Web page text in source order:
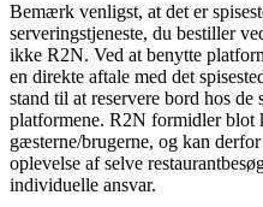
Bemærk venligst, at det er
serveringstjeneste, du bestiller
ikke R2N. Ved at benytte
en direkte aftale med det
stand til at reservere bord hos de
platformene. R2N formidler blot
gæsterne/brugerne, og kan
oplevelse af selve
individuelle ansvar.